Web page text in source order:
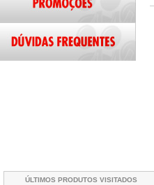
ÚLTIMOS PRODUTOS VISITADOS